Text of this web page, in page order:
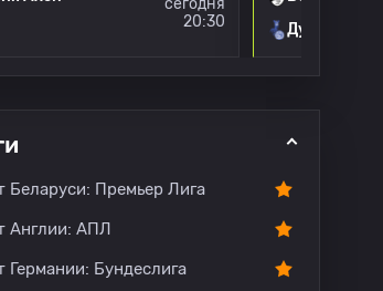
сегодня
20:30
Дуйсбург
Беларуси: Премьер Лига
Англии: АПЛ
Германии: Бундеслига